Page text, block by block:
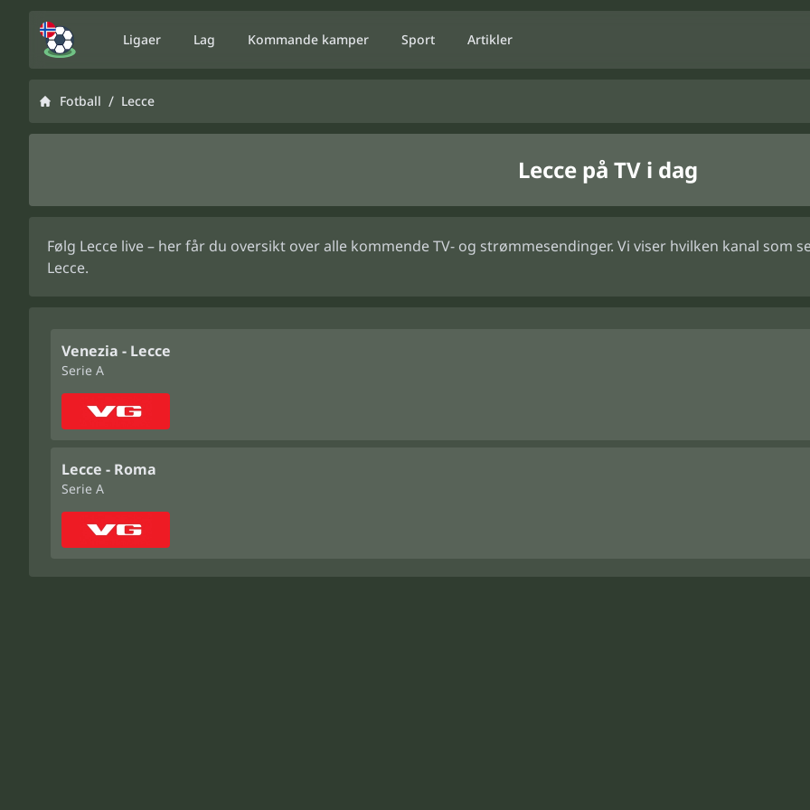
Ligaer Lag Kommande kamper Sport Artikler
Fotball / Lecce
Lecce på TV i dag
Følg Lecce live – her får du oversikt over alle kommende TV- og strømmesendinger. Vi viser hvilken kanal
Lecce.
Venezia - Lecce
Serie A
Lecce - Roma
Serie A